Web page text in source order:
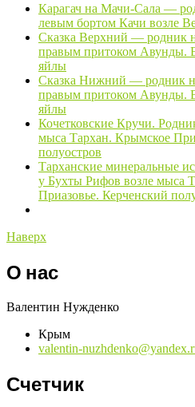
Карагач на Мачи-Сала —
левым бортом Качи возле
Сказка Верхний — родник
правым притоком Авунды.
яйлы
Сказка Нижний — родник
правым притоком Авунды.
яйлы
Кочетковские Кручи.
мыса Тархан. Крымское
полуостров
Тарханские минеральные
у Бухты Рифов возле мыса
Приазовье. Керченский
Наверх
О нас
Валентин Нужденко
Крым
valentin-
Счетчик